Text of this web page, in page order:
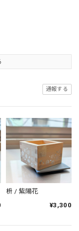
通報する
枡 / 紫陽花
¥3,300